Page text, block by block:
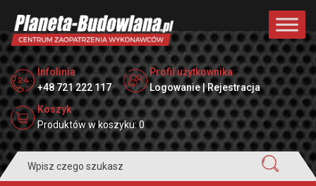
Infolinia
+48 721 222 117
Profil użytkownika
Logowanie | Rejestracja
Koszyk
Produktów w koszyku: 0
for: